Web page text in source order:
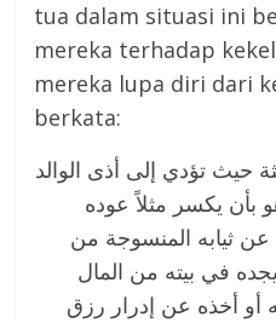
tua dalam situasi ini
mereka terhadap
mereka lupa diri dari
berkata:
حيث تؤدي إلى أذى الوالد
يكسر مثلاً عوده
ثيابه المنسوجة من
في بيته من المال
أو أخذه عن إدرار رزق